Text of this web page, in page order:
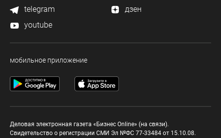
telegram
дзен
youtube
мобильное приложение
Деловая электронная газета «Бизнес Online» (на связи).
Свидетельство о регистрации СМИ Эл №ФС 77-33484 от 15.10.08.